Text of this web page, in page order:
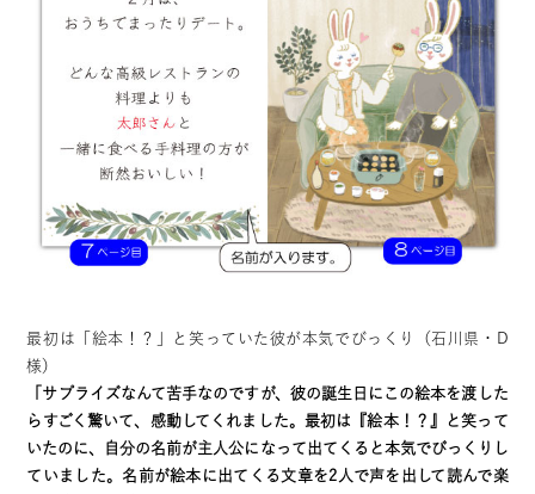
最初は「絵本！？」と笑っていた彼が本気でびっくり（石川県・D
様）
「サプライズなんて苦手なのですが、彼の誕生日にこの絵本を渡した
らすごく驚いて、感動してくれました。最初は『絵本！？』と笑って
いたのに、自分の名前が主人公になって出てくると本気でびっくりし
ていました。名前が絵本に出てくる文章を2人で声を出して読んで楽